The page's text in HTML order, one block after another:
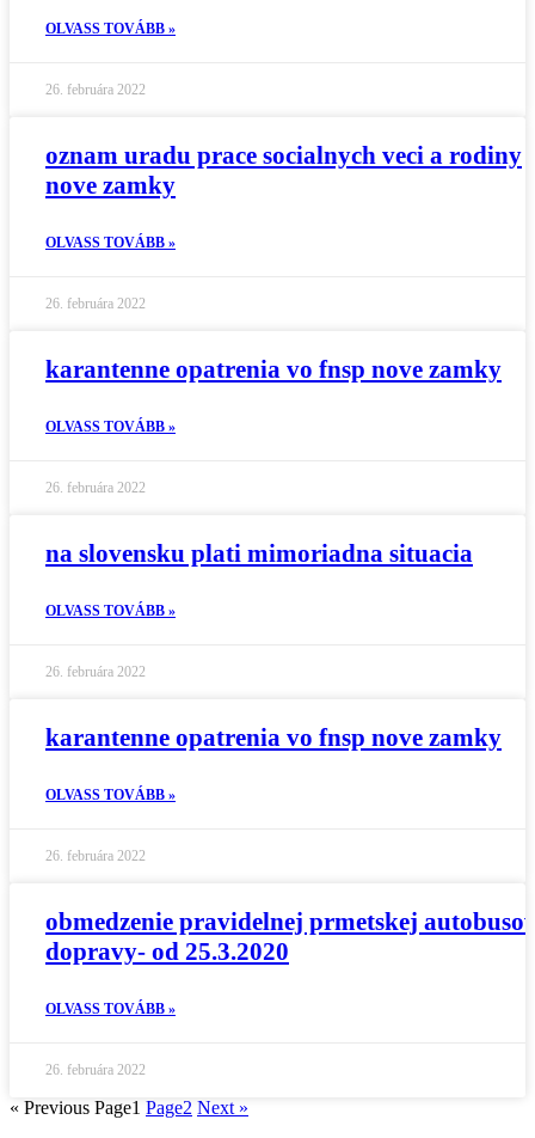
OLVASS TOVÁBB »
26. februára 2022
oznam uradu prace socialnych veci a rodiny
nove zamky
OLVASS TOVÁBB »
26. februára 2022
karantenne opatrenia vo fnsp nove zamky
OLVASS TOVÁBB »
26. februára 2022
na slovensku plati mimoriadna situacia
OLVASS TOVÁBB »
26. februára 2022
karantenne opatrenia vo fnsp nove zamky
OLVASS TOVÁBB »
26. februára 2022
obmedzenie pravidelnej prmetskej
dopravy- od 25.3.2020
OLVASS TOVÁBB »
26. februára 2022
« Previous Page1 Page2 Next »